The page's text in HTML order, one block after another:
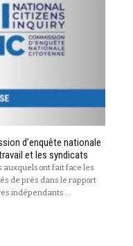
d’enquête nationale
et les syndicats
auxquels ont fait face les
de près dans le rapport
indépendants …